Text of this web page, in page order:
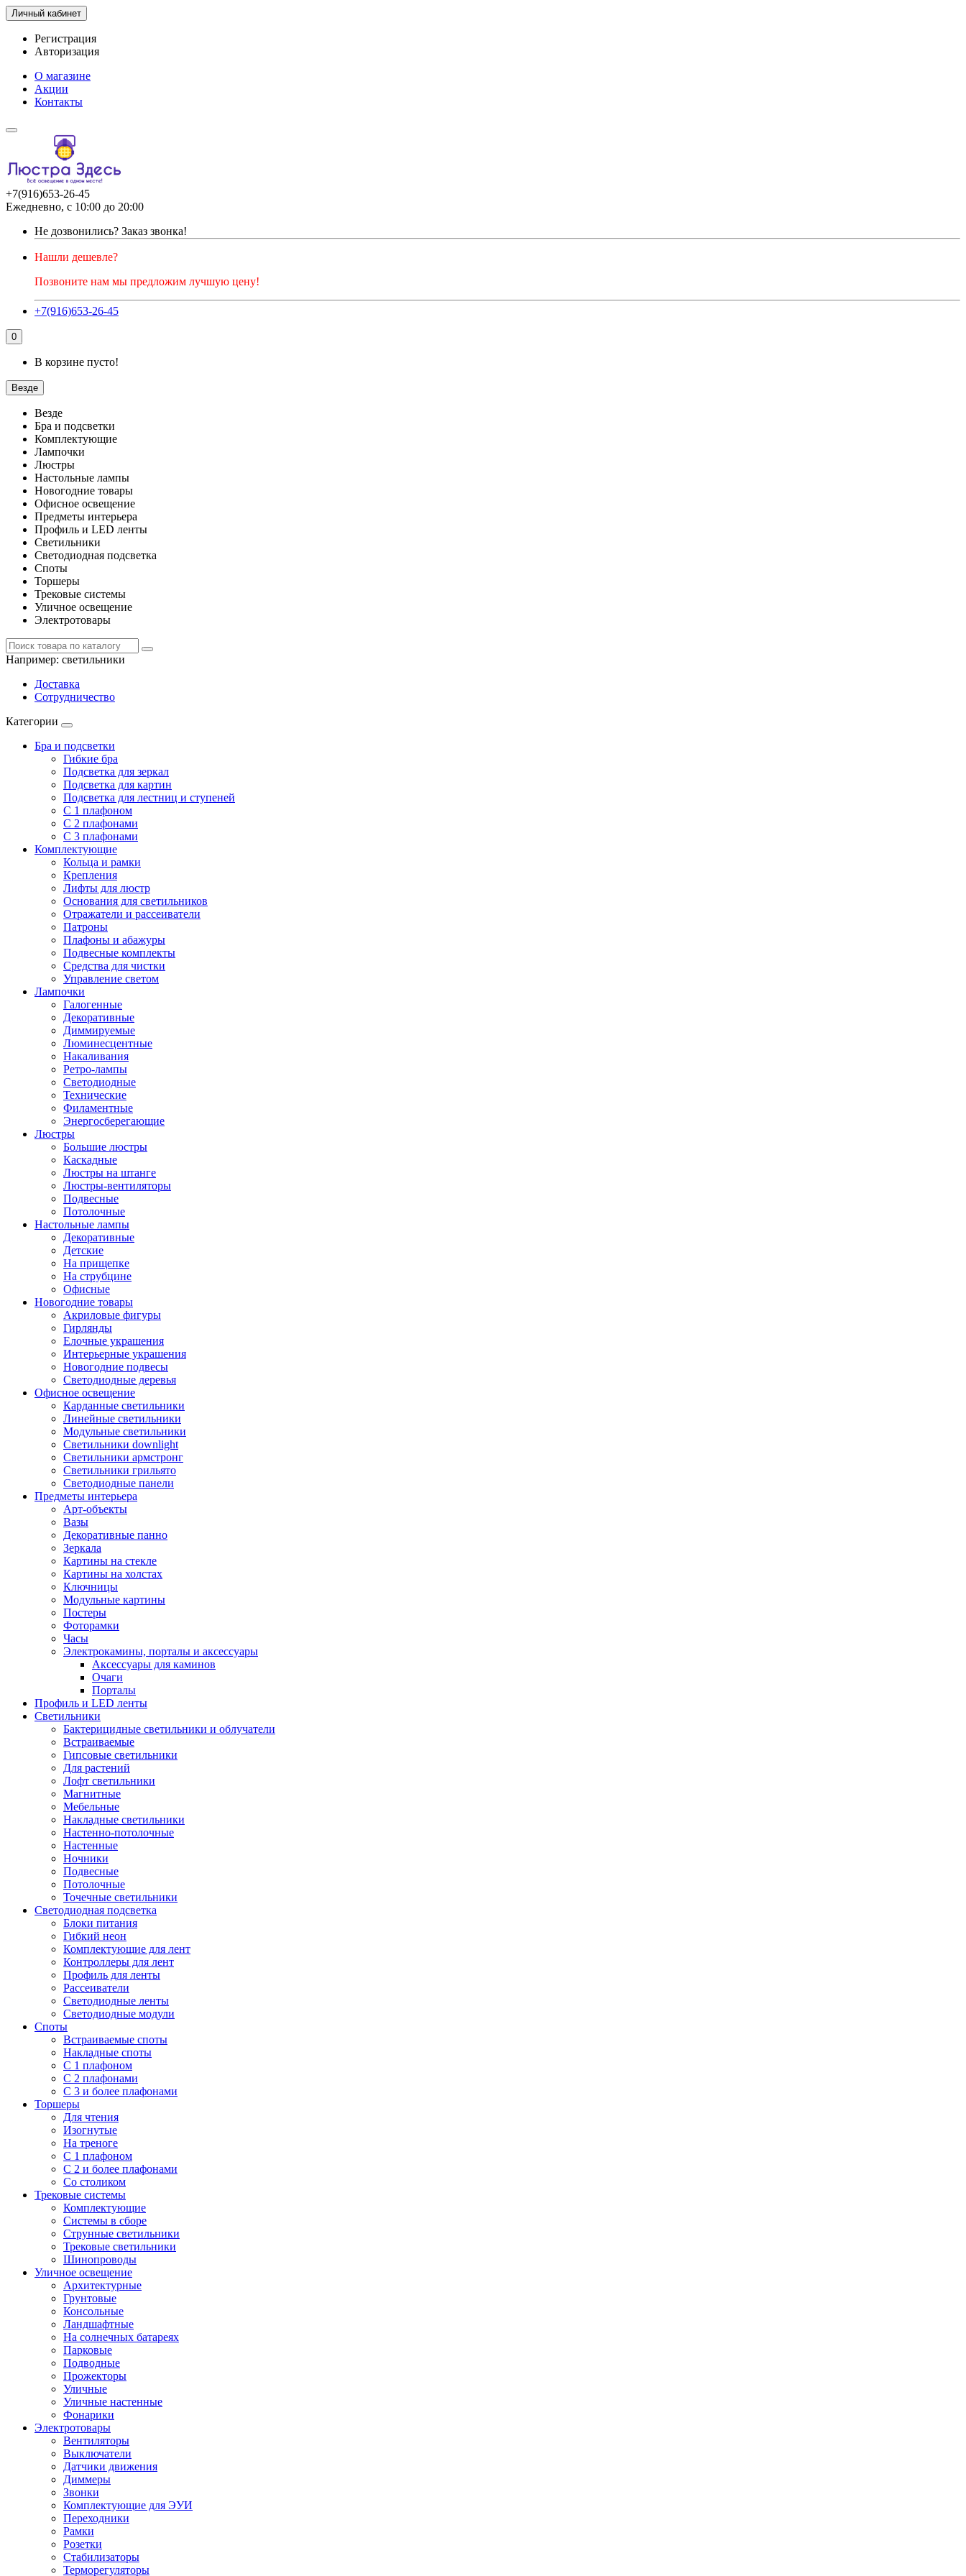
Личный кабинет
Регистрация
Авторизация
О магазине
Акции
Контакты
+7(916)653-26-45
Ежедневно, с 10:00 до 20:00
Не дозвонились? Заказ звонка!
Нашли дешевле?
Позвоните нам мы предложим лучшую цену!
+7(916)653-26-45
0
В корзине пусто!
Везде
Везде
Бра и подсветки
Комплектующие
Лампочки
Люстры
Настольные лампы
Новогодние товары
Офисное освещение
Предметы интерьера
Профиль и LED ленты
Светильники
Светодиодная подсветка
Споты
Торшеры
Трековые системы
Уличное освещение
Электротовары
Например: светильники
Доставка
Сотрудничество
Категории
Бра и подсветки
Гибкие бра
Подсветка для зеркал
Подсветка для картин
Подсветка для лестниц и ступеней
С 1 плафоном
С 2 плафонами
С 3 плафонами
Комплектующие
Кольца и рамки
Крепления
Лифты для люстр
Основания для светильников
Отражатели и рассеиватели
Патроны
Плафоны и абажуры
Подвесные комплекты
Средства для чистки
Управление светом
Лампочки
Галогенные
Декоративные
Диммируемые
Люминесцентные
Накаливания
Ретро-лампы
Светодиодные
Технические
Филаментные
Энергосберегающие
Люстры
Большие люстры
Каскадные
Люстры на штанге
Люстры-вентиляторы
Подвесные
Потолочные
Настольные лампы
Декоративные
Детские
На прищепке
На струбцине
Офисные
Новогодние товары
Акриловые фигуры
Гирлянды
Елочные украшения
Интерьерные украшения
Новогодние подвесы
Светодиодные деревья
Офисное освещение
Карданные светильники
Линейные светильники
Модульные светильники
Светильники downlight
Светильники армстронг
Светильники грильято
Светодиодные панели
Предметы интерьера
Арт-объекты
Вазы
Декоративные панно
Зеркала
Картины на стекле
Картины на холстах
Ключницы
Модульные картины
Постеры
Фоторамки
Часы
Электрокамины, порталы и аксессуары
Аксессуары для каминов
Очаги
Порталы
Профиль и LED ленты
Светильники
Бактерицидные светильники и облучатели
Встраиваемые
Гипсовые светильники
Для растений
Лофт светильники
Магнитные
Мебельные
Накладные светильники
Настенно-потолочные
Настенные
Ночники
Подвесные
Потолочные
Точечные светильники
Светодиодная подсветка
Блоки питания
Гибкий неон
Комплектующие для лент
Контроллеры для лент
Профиль для ленты
Рассеиватели
Светодиодные ленты
Светодиодные модули
Споты
Встраиваемые споты
Накладные споты
С 1 плафоном
С 2 плафонами
С 3 и более плафонами
Торшеры
Для чтения
Изогнутые
На треноге
С 1 плафоном
С 2 и более плафонами
Со столиком
Трековые системы
Комплектующие
Системы в сборе
Струнные светильники
Трековые светильники
Шинопроводы
Уличное освещение
Архитектурные
Грунтовые
Консольные
Ландшафтные
На солнечных батареях
Парковые
Подводные
Прожекторы
Уличные
Уличные настенные
Фонарики
Электротовары
Вентиляторы
Выключатели
Датчики движения
Диммеры
Звонки
Комплектующие для ЭУИ
Переходники
Рамки
Розетки
Стабилизаторы
Терморегуляторы